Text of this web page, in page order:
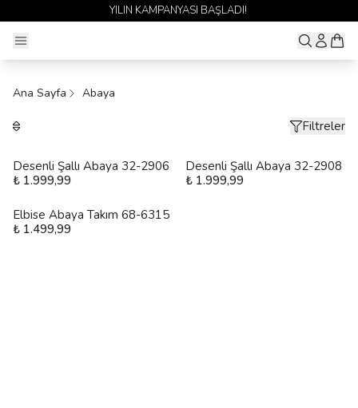
YILIN KAMPANYASI BAŞLADI!
Ana Sayfa Abaya
Filtreler
Desenli Şallı Abaya 32-2906
₺ 1.999,99
Desenli Şallı Abaya 32-2908
₺ 1.999,99
Elbise Abaya Takım 68-6315
₺ 1.499,99